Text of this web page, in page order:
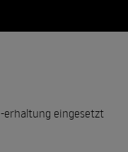
erhaltung eingesetzt